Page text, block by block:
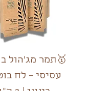
🥇תמר מג'הול
עסיסי – לח